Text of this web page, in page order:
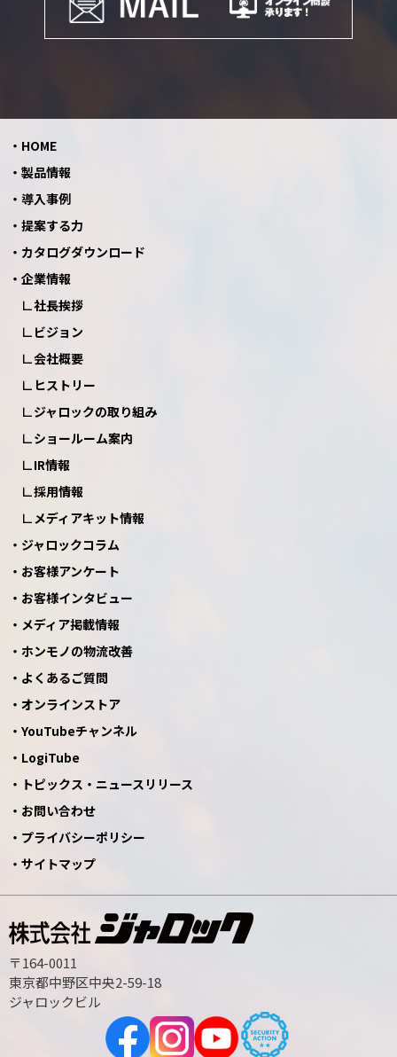
HOME
製品情報
導入事例
提案する力
カタログダウンロード
企業情報
社長挨拶
ビジョン
会社概要
ヒストリー
ジャロックの取り組み
ショールーム案内
IR情報
採用情報
メディアキット情報
ジャロックコラム
お客様アンケート
お客様インタビュー
メディア掲載情報
ホンモノの物流改善
よくあるご質問
オンラインストア
YouTubeチャンネル
LogiTube
トピックス・ニュースリリース
お問い合わせ
プライバシーポリシー
サイトマップ
〒164-0011
東京都中野区中央2-59-18
ジャロックビル